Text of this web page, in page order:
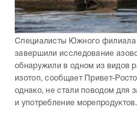
Специалисты Южного
завершили исследование
обнаружили в одном из видов
изотоп, сообщает Привет-
однако, не стали поводом для
и употребление